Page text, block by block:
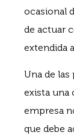
ocasional
de actuar
extendida
Una de
exista una
empresa
que debe